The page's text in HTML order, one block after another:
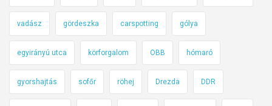
e
a
z
o
k
l
n
a
u
t
vadász gördeszka carspotting gólya
egyirányú utca körforgalom OBB hómaró
gyorshajtás sofőr röhej Drezda DDR